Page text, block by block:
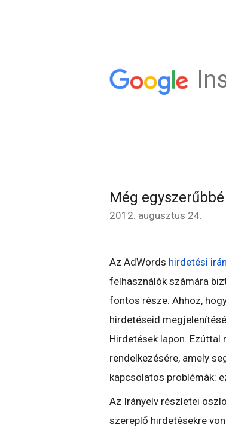
Még
2012. augusztus 24.
Az AdWords hirdetési
felhasználók számára
fontos része. Ahhoz,
hirdetéseid
Hirdetések lapon.
rendelkezésére, amely
kapcsolatos problémák:
Az Irányelv részletei
szereplő hirdetésekre